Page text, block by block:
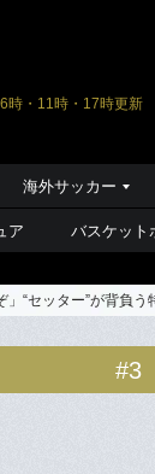
時・11時・17時更新
海外サッカー
ア バスケット
」“セッター”が背負
#3